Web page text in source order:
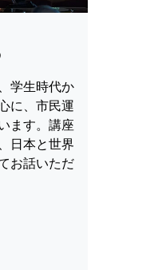
学生時代か
に、市民運
ます。講座
日本と世界
お話いただ